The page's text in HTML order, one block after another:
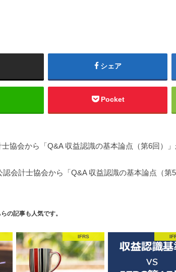
シェア
Pocket
士協会から「Q&A 収益認識の基本論点（第6回）
認会計士協会から「Q&A 収益認識の基本論点（第
の記事も人気です。
IFRS